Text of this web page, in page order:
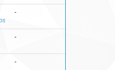
-
-
-